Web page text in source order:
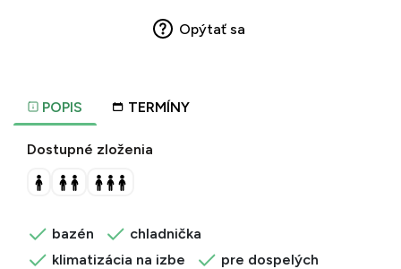
POPIS TERMÍNY
Dostupné zloženia
bazén
chladnička
klimatizácia na izbe
pre dospelých
Opýtať sa